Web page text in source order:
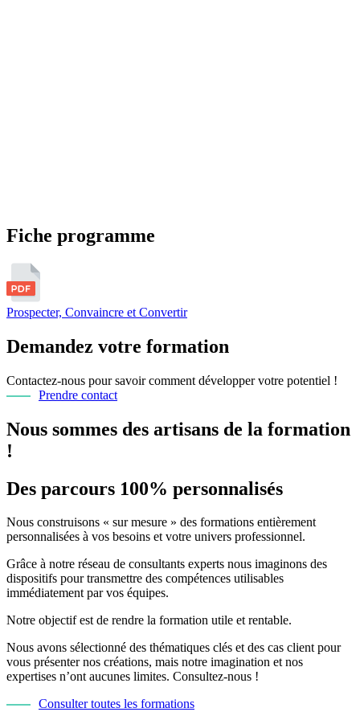
Fiche programme
Prospecter, Convaincre et Convertir
Demandez votre formation
Contactez-nous pour savoir comment développer votre potentiel !
Prendre contact
Nous sommes des artisans de la formation
!
Des parcours 100% personnalisés
Nous construisons « sur mesure » des formations entièrement
personnalisées à vos besoins et votre univers professionnel.
Grâce à notre réseau de consultants experts nous imaginons des
dispositifs pour transmettre des compétences utilisables
immédiatement par vos équipes.
Notre objectif est de rendre la formation utile et rentable.
Nous avons sélectionné des thématiques clés et des cas client pour
vous présenter nos créations, mais notre imagination et nos
expertises n’ont aucunes limites. Consultez-nous !
Consulter toutes les formations